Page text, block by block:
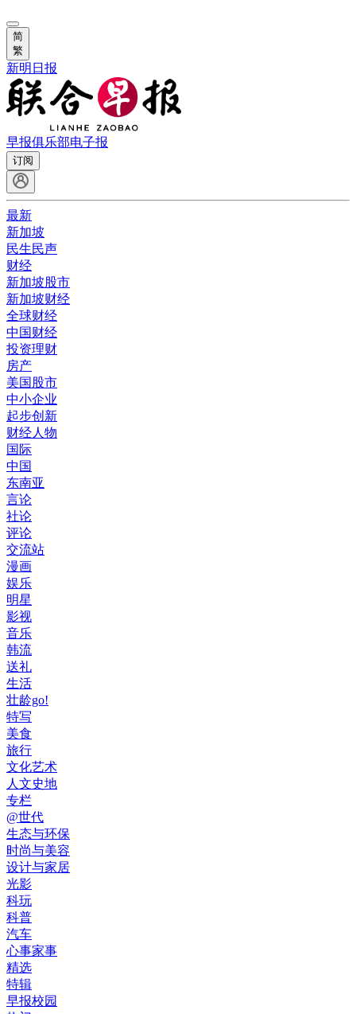
简
繁
新明日报
早报俱乐部电子报
订阅
最新
新加坡
民生民声
财经
新加坡股市
新加坡财经
全球财经
中国财经
投资理财
房产
美国股市
中小企业
起步创新
财经人物
国际
中国
东南亚
言论
社论
评论
交流站
漫画
娱乐
明星
影视
音乐
韩流
送礼
生活
壮龄go!
特写
美食
旅行
文化艺术
人文史地
专栏
@世代
生态与环保
时尚与美容
设计与家居
光影
科玩
科普
汽车
心事家事
精选
特辑
早报校园